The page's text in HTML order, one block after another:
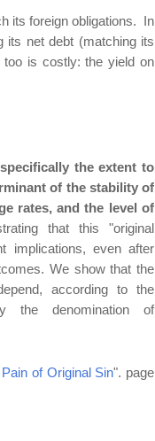
its foreign obligations. In
its net debt (matching its
is costly: the yield on
the extent to
of the stability of
rates, and the level of
that this "original
implications, even after
We show that the
according to the
the denomination of
of Original Sin". page